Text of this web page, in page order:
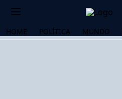
HOME POLÍTICA MUNDO